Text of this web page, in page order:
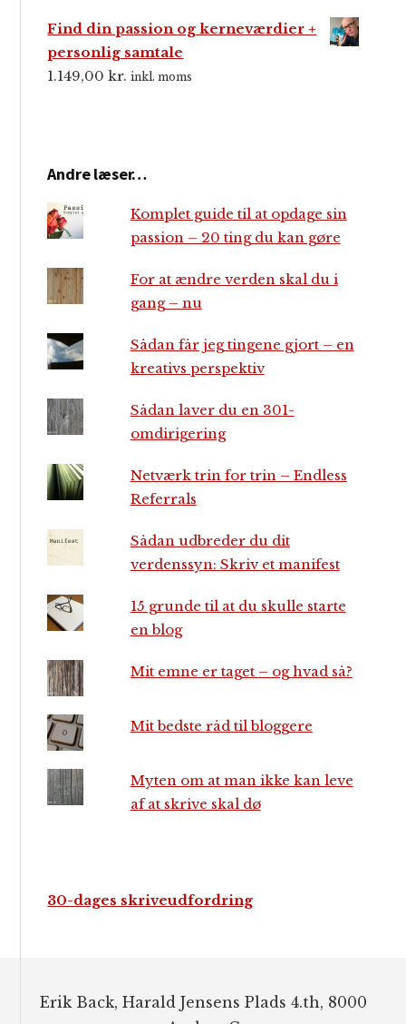
Find din passion og kerneværdier +
personlig samtale
1.149,00kr. inkl. moms
Andre læser…
Komplet guide til at opdage sin
passion – 20 ting du kan gøre
For at ændre verden skal du i
gang – nu
Sådan får jeg tingene gjort – en
kreativs perspektiv
Sådan laver du en 301-
omdirigering
Netværk trin for trin – Endless
Referrals
Sådan udbreder du dit
verdenssyn: Skriv et manifest
15 grunde til at du skulle starte
en blog
Mit emne er taget – og hvad så?
Mit bedste råd til bloggere
Myten om at man ikke kan leve
af at skrive skal dø
30-dages skriveudfordring
Erik Back, Harald Jensens Plads 4.th, 8000